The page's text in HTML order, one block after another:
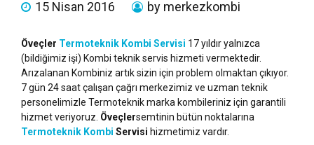
15 Nisan 2016 by merkezkombi
Öveçler Termoteknik Kombi Servisi 17 yıldır yalnızca
(bildiğimiz işi) Kombi teknik servis hizmeti vermektedir.
Arızalanan Kombiniz artık sizin için problem olmaktan çıkıyor.
7 gün 24 saat çalışan çağrı merkezimiz ve uzman teknik
personelimizle Termoteknik marka kombileriniz için garantili
hizmet veriyoruz. Öveçlersemtinin bütün noktalarına
Termoteknik Kombi Servisi hizmetimiz vardır.